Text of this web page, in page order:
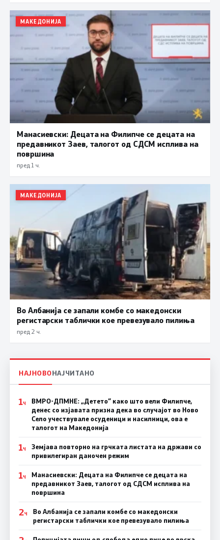
МАКЕДОНИЈА
Манасиевски: Децата на Филипче се децата на
предавникот Заев, талогот од СДСМ исплива на
површина
пред 1 ч.
МАКЕДОНИЈА
Во Албанија се запали комбе со македонски
регистарски таблички кое превезувало пилиња
пред 2 ч.
НАЈНОВОНАЈЧИТАНО
1Ч
ВМРО-ДПМНЕ: „Детето“ како што вели Филипче,
денес со изјавата призна дека во случајот во Ново
Село учествувале осуденици и насилници, ова е
талогот на Македонија
1Ч
Земјава повторно на грчката листата на држави со
привилегиран даночен режим
1Ч
Манасиевски: Децата на Филипче се децата на
предавникот Заев, талогот од СДСМ исплива на
површина
2Ч
Во Албанија се запали комбе со македонски
регистарски таблички кое превезувало пилиња